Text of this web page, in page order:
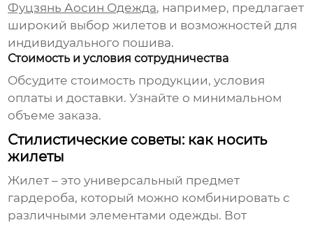
Фуцзянь Аосин Одежда, например, предлагает
широкий выбор жилетов и возможностей для
индивидуального пошива.
Стоимость и условия сотрудничества
Обсудите стоимость продукции, условия
оплаты и доставки. Узнайте о минимальном
объеме заказа.
Стилистические советы: как носить
жилеты
Жилет – это универсальный предмет
гардероба, который можно комбинировать с
различными элементами одежды. Вот